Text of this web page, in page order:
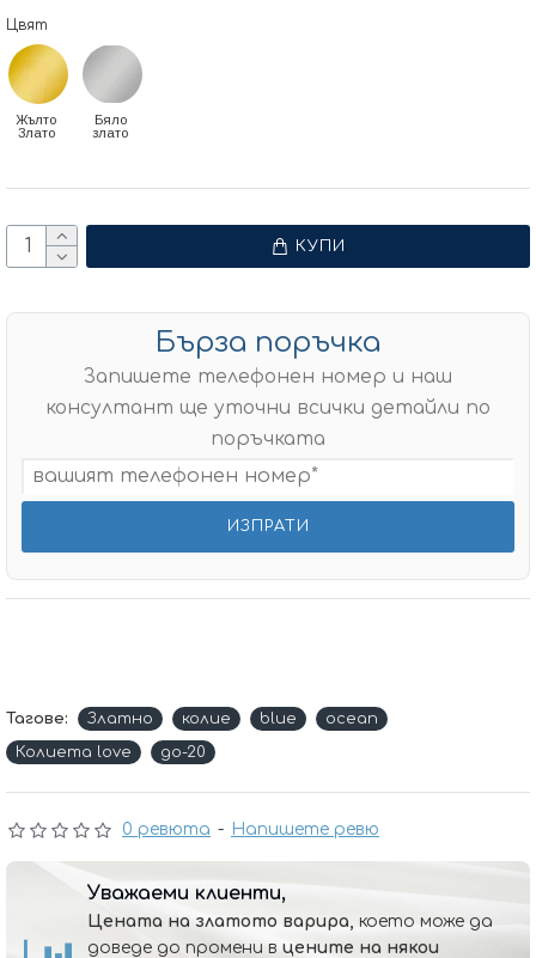
0 ревюта - Напишете ревю
Цвят
Жълто
Злато
Бяло
злато
КУПИ
Бърза поръчка
Запишете телефонен номер и наш
консултант ще уточни всички детайли по
поръчката
Тагове: Златно колие blue
ocean
Колиета love
до-20
Уважаеми клиенти,
Цената на златото варира, което може да
доведе до промени в цените на някои